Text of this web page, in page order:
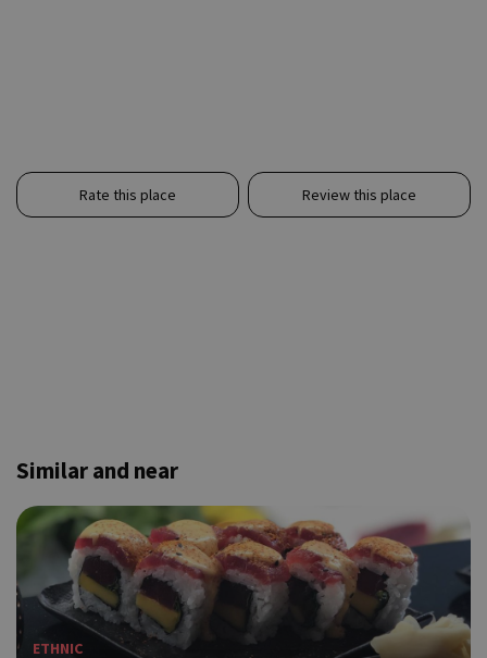
Rate this place Review this place
Similar and near
ETHNIC